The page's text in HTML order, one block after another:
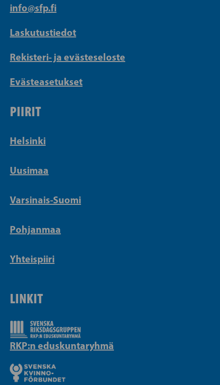
info@sfp.fi
Laskutustiedot
Rekisteri- ja evästeseloste
Evästeasetukset
PIIRIT
Helsinki
Uusimaa
Varsinais-Suomi
Pohjanmaa
Yhteispiiri
LINKIT
RKP:n eduskuntaryhmä